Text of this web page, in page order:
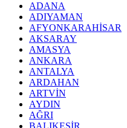
ADANA
ADIYAMAN
AFYONKARAHİSAR
AKSARAY
AMASYA
ANKARA
ANTALYA
ARDAHAN
ARTVİN
AYDIN
AĞRI